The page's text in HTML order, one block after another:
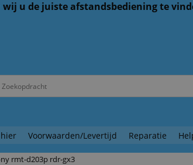
u de juiste afstandsbediening te
Voorwaarden/Levertijd Reparatie
rmt-d203p rdr-gx3